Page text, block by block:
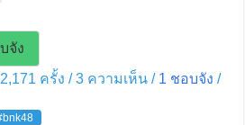
จัง
ครั้ง / 3 ความเห็น / 1 ชอบจัง /